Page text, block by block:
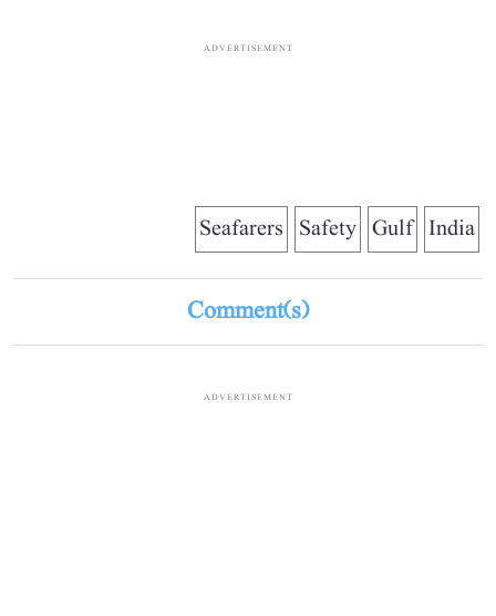
ADVERTISEMENT
India
Gulf
Safety
Seafarers
Comment(s)
ADVERTISEMENT